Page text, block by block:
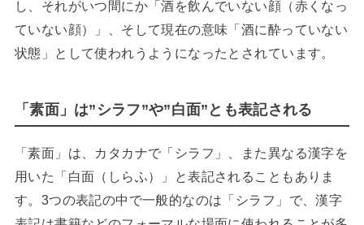
し、それがいつ間にか「酒を飲んでいない顔（赤くなっ
ていない顔）」、そして現在の意味「酒に酔っていない
状態」として使われうようになったとされています。
「素面」は”シラフ”や”白面”とも表記される
「素面」は、カタカナで「シラフ」、また異なる漢字を
用いた「白面（しらふ）」と表記されることもありま
す。3つの表記の中で一般的なのは「シラフ」で、漢字